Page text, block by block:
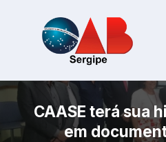
CAASE terá sua
em